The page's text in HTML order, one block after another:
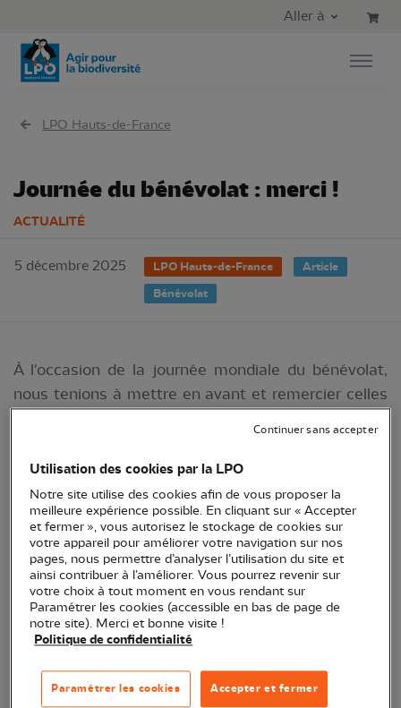
Aller au menu principal
Aller à
LPO Hauts-de-France
Journée du bénévolat : merci !
ACTUALITÉ
5 décembre 2025 LPO Hauts-de-France
Article
Bénévolat
À l'occasion de la journée mondiale du bénévolat,
nous tenions à mettre en avant et remercier celles
la biodiversité.
Utilisation des cookies par la LPO
Notre site utilise des cookies afin de vous proposer la
meilleure expérience possible. En cliquant sur « Accepter
et fermer », vous autorisez le stockage de cookies sur
votre appareil pour améliorer votre navigation sur nos
pages, nous permettre d’analyser l’utilisation du site et
ainsi contribuer à l’améliorer. Vous pourrez revenir sur
votre choix à tout moment en vous rendant sur
Paramétrer les cookies (accessible en bas de page de
notre site). Merci et bonne visite !
Politique de confidentialité
Accepter et fermer
Paramétrer les cookies
Continuer sans accepter